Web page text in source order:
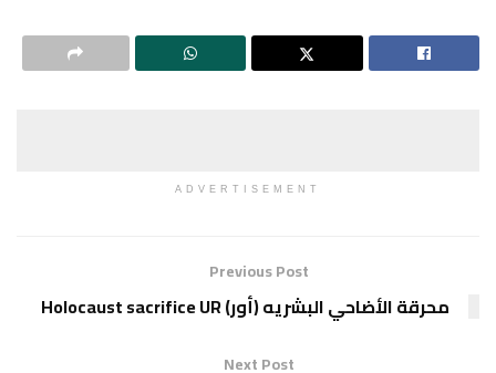
ADVERTISEMENT
Previous Post
محرقة الأضاحي البشريه (أور) Holocaust sacrifice UR
Next Post